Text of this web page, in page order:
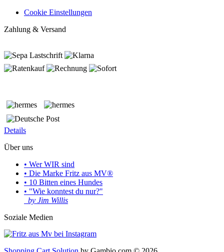
Cookie Einstellungen
Zahlung & Versand
Details
Über uns
• Wer WIR sind
• Die Marke Fritz aus MV®
• 10 Bitten eines Hundes
• "Wie konntest du nur?"
by Jim Willis
Soziale Medien